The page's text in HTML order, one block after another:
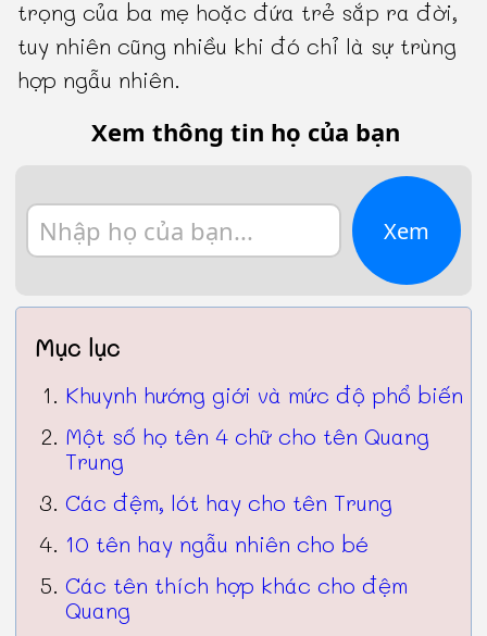
trọng của ba mẹ hoặc đứa trẻ sắp ra đời,
tuy nhiên cũng nhiều khi đó chỉ là sự trùng
hợp ngẫu nhiên.
Xem thông tin họ của bạn
Xem
Mục lục
Khuynh hướng giới và mức độ phổ biến
Một số họ tên 4 chữ cho tên Quang
Trung
Các đệm, lót hay cho tên Trung
10 tên hay ngẫu nhiên cho bé
Các tên thích hợp khác cho đệm
Quang